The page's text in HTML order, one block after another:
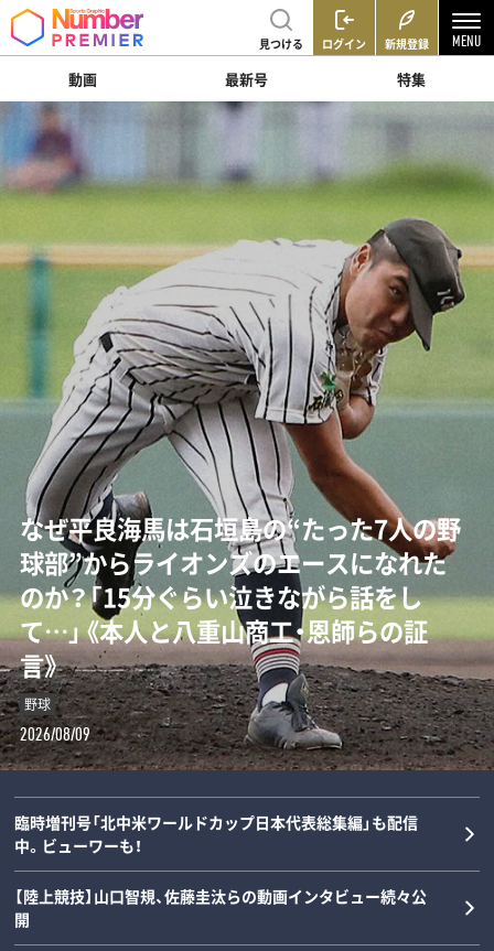
見つける ログイン 新規登録
動画 最新号 特集
なぜ平良海馬は石垣島の“たった7人の野
球部”からライオンズのエースになれた
のか？「15分ぐらい泣きながら話をし
て…」《本人と八重山商工・恩師らの証
言》
野球
2026/08/09
「“0－0信仰”を払拭せよ」ミハイロ・ペト
ロヴィッチが注目する3人の日本人指導
者とは？「松橋力蔵さんは新潟で…」【イ
ンタビュー】
サッカー
2026/08/08
「後出しじゃんけんの天才」阪神タイガー
ス・高橋遥人、“無双”のルーツを徹底解
剖…本人と中高時代恩師が語るマニアッ
クすぎる練習とは？《常葉橘高校》
野球
2026/08/08
臨時増刊号「北中米ワールドカップ日本代表総集編」も配信
中。ビューワーも！
【陸上競技】山口智規、佐藤圭汰らの動画インタビュー続々公
開